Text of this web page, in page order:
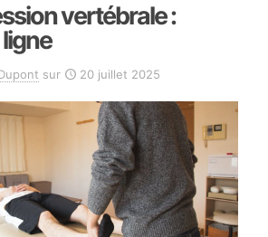
vertébrale :
sur 20 juillet 2025